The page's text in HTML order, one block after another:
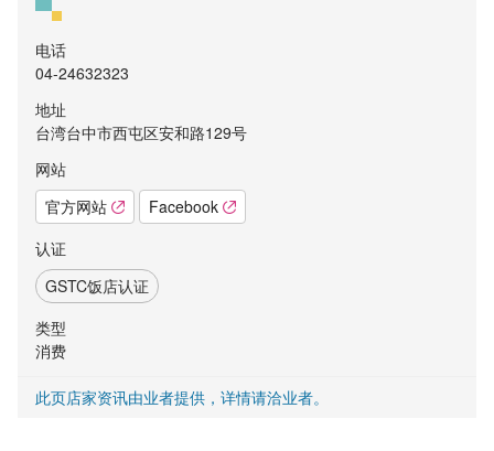
电话
04-24632323
地址
台湾台中市西屯区安和路129号
网站
官方网站
Facebook
认证
GSTC饭店认证
类型
消费
此页店家资讯由业者提供，详情请洽业者。